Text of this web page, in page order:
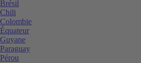
Brésil
Chili
Colombie
Équateur
Guyane
Paraguay
Pérou